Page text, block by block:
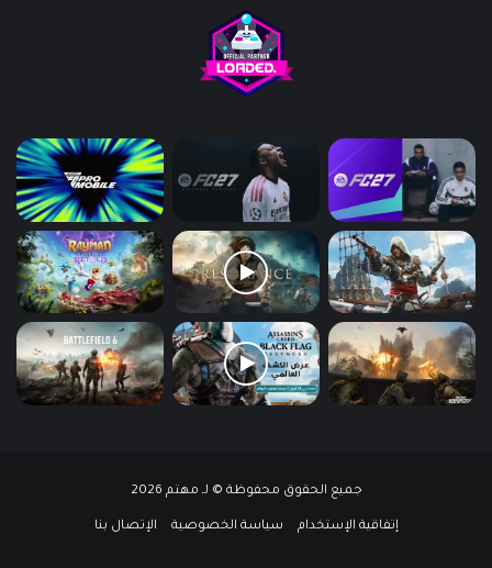
جميع الحقوق محفوظة © لـ مهتم 2026
إتفاقية الإستخدام سياسة الخصوصية الإتصال بنا